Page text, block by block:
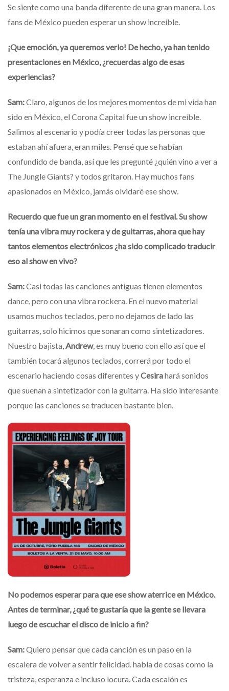
Se siente como una banda diferente de una gran manera. Los
fans de México pueden esperar un show increíble.
¡Que emoción, ya queremos verlo! De hecho, ya han tenido
presentaciones en México, ¿recuerdas algo de esas
experiencias?
Sam:Claro, algunos de los mejores momentos de mi vida han
sido en México, el Corona Capital fue un show increíble.
Salimos al escenario y podía creer todas las personas que
estaban ahí afuera, eran miles. Pensé que se habían
confundido de banda, así que les pregunté ¿quién vino a ver a
The Jungle Giants? y todos gritaron. Hay muchos fans
apasionados en México, jamás olvidaré ese show.
Recuerdo que fue un gran momento en el festival. Su show
tenía una vibra muy rockera y de guitarras, ahora que hay
tantos elementos electrónicos ¿ha sido complicado traducir
eso al show en vivo?
Sam:Casi todas las canciones antiguas tienen elementos
dance, pero con una vibra rockera. En el nuevo material
usamos muchos teclados, pero no dejamos de lado las
guitarras, solo hicimos que sonaran como sintetizadores.
Nuestro bajista,Andrew, es muy bueno con ello así que el
también tocará algunos teclados, correrá por todo el
escenario haciendo cosas diferentes yCesirahará sonidos
que suenan a sintetizador con la guitarra. Ha sido interesante
porque las canciones se traducen bastante bien.
No podemos esperar para que ese show aterrice en México.
Antes de terminar, ¿qué te gustaría que la gente se llevara
luego de escuchar el disco de inicio a fin?
Sam:Quiero pensar que cada canción es un paso en la
escalera de volver a sentir felicidad. habla de cosas como la
tristeza, esperanza e incluso locura. Cada escalón es